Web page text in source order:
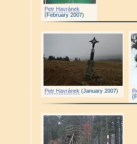
Petr Havránek
(February 2007)
Petr Havránek (January 2007)